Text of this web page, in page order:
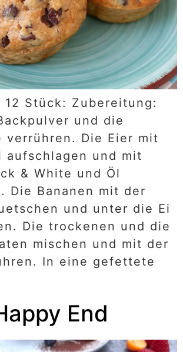
Stück: Zubereitung:
und die
verrühren. Die Eier mit
aufschlagen und mit
& White und Öl
Die Bananen mit der
und unter die Ei
Die trockenen und die
mischen und mit der
In eine gefettete
End